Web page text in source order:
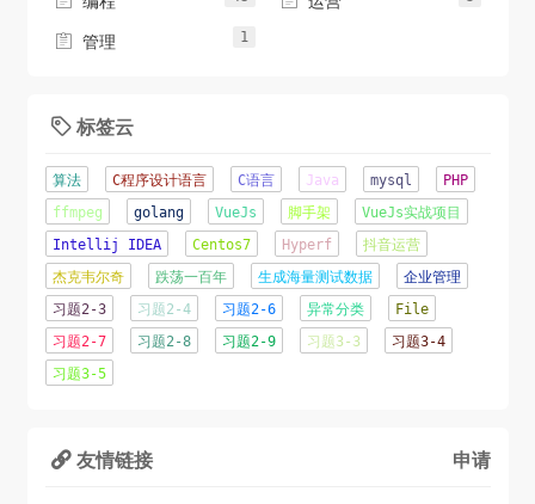
 管理 1
 标签云
算法 C程序设计语言 C语言 Java mysql
PHP
ffmpeg
golang VueJs 脚手架
VueJs实战项目
Intellij IDEA
Centos7 Hyperf
抖音运营
杰克韦尔奇
跌荡一百年 生成海量测试数据
企业管理
习题2-3
习题2-4 习题2-6 异常分类
File
习题2-7
习题2-8 习题2-9 习题3-3
习题3-4
习题3-5
 友情链接 申请